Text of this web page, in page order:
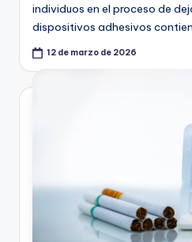
individuos en el proceso de
dispositivos adhesivos
12 de marzo de 2026